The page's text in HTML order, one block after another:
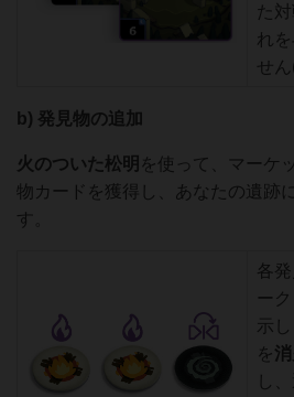
た
れ
せ
b) 発見物の追加
火のついた松明 を使って、マーケ
物カードを獲得し、あなたの遺跡
す。
各
ー
示
を
し